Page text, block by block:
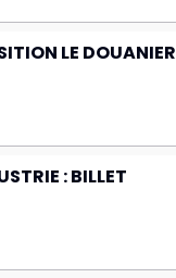
LE DOUANIER
: BILLET